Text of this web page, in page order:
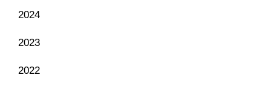
2024
2023
2022